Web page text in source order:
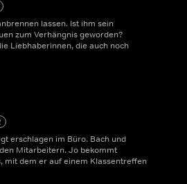
lassen. Ist ihm sein
zum Verhängnis geworden?
Liebhaberinnen, die auch noch
erschlagen im Büro. Bach und
Mitarbeitern. Jo bekommt
mit dem er auf einem Klassentreffen